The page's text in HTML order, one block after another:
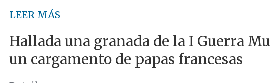
LEER MÁS
Hallada una granada de la I Guerra
un cargamento de papas francesas